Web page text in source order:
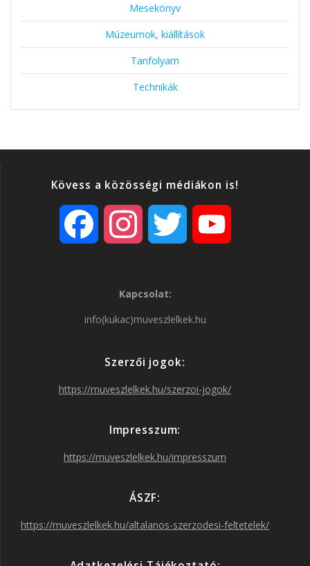
Mesekönyv
Múzeumok, kiállítások
Tanfolyam
Technikák
Kövess a közösségi médiákon is!
o
s
r
a
m
r
Kapcsolat:
info(kukac)muveszlelkek.hu
Szerzői jogok:
https://muveszlelkek.hu/szerzoi-jogok/
Impresszum:
https://muveszlelkek.hu/impresszum
ÁSZF:
https://muveszlelkek.hu/altalanos-szerzodesi-feltetelek/